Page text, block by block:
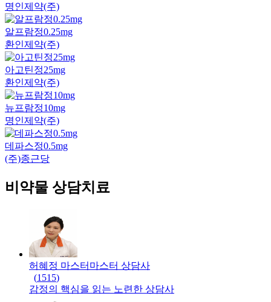
명인제약(주)
알프람정0.25mg
환인제약(주)
아고틴정25mg
환인제약(주)
뉴프람정10mg
명인제약(주)
데파스정0.5mg
(주)종근당
비약물 상담치료
허혜정 마스터 마스터 상담사
(1515)
감정의 핵심을 읽는 노련한 상담사